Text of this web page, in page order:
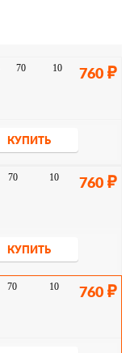
70 10 760
КУПИТЬ
70 10 760
КУПИТЬ
70 10 760